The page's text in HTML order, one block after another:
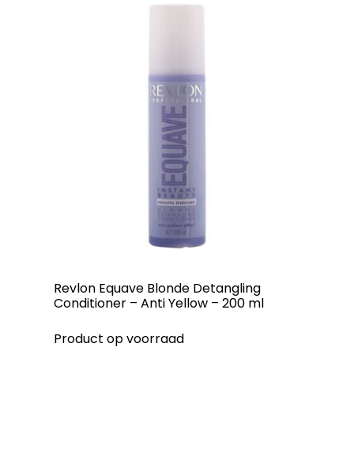
Revlon Equave Blonde Detangling
Conditioner – Anti Yellow – 200 ml
Product op voorraad